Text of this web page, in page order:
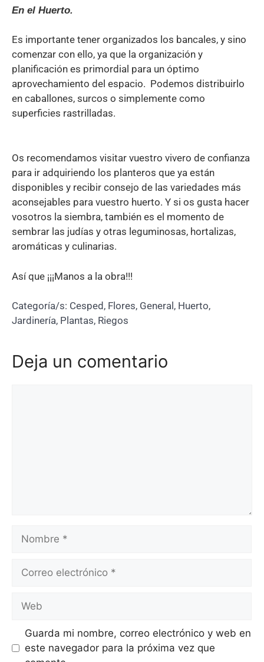
En el Huerto.
Es importante tener organizados los bancales, y sino
comenzar con ello, ya que la organización y
planificación es primordial para un óptimo
aprovechamiento del espacio. Podemos distribuirlo
en caballones, surcos o simplemente como
superficies rastrilladas.
Os recomendamos visitar vuestro vivero de confianza
para ir adquiriendo los planteros que ya están
disponibles y recibir consejo de las variedades más
aconsejables para vuestro huerto. Y si os gusta hacer
vosotros la siembra, también es el momento de
sembrar las judías y otras leguminosas, hortalizas,
aromáticas y culinarias.
Así que ¡¡¡Manos a la obra!!!
Categoría/s: Cesped , Flores, General , Huerto,
Jardinería, Plantas, Riegos
Deja un comentario
Guarda mi nombre, correo electrónico y web en
este navegador para la próxima vez que